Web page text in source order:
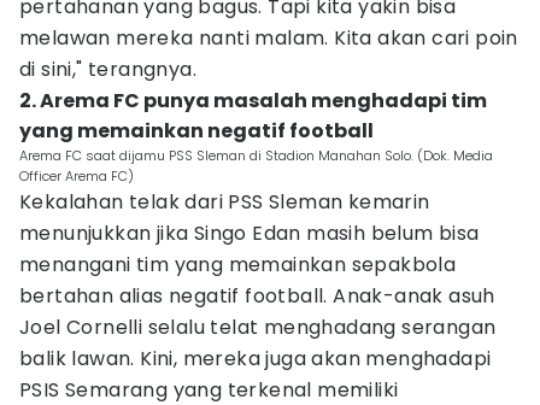
pertahanan yang bagus. Tapi kita yakin bisa
melawan mereka nanti malam. Kita akan cari poin
di sini," terangnya.
2. Arema FC punya masalah menghadapi tim
yang memainkan negatif football
Arema FC saat dijamu PSS Sleman di Stadion Manahan Solo. (Dok. Media
Officer Arema FC)
Kekalahan telak dari PSS Sleman kemarin
menunjukkan jika Singo Edan masih belum bisa
menangani tim yang memainkan sepakbola
bertahan alias negatif football. Anak-anak asuh
Joel Cornelli selalu telat menghadang serangan
balik lawan. Kini, mereka juga akan menghadapi
PSIS Semarang yang terkenal memiliki